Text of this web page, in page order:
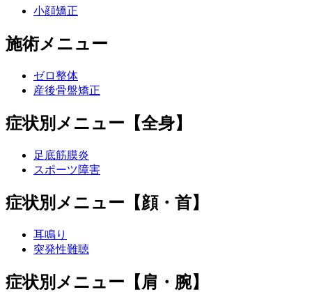
小顔矯正
施術メニュー
ゼロ整体
産後骨盤矯正
症状別メニュー【全身】
足底筋膜炎
スポーツ障害
症状別メニュー【顔・首】
耳鳴り
突発性難聴
症状別メニュー【肩・腕】